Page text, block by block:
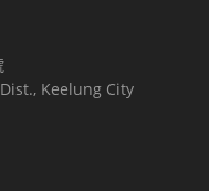
Keelung City